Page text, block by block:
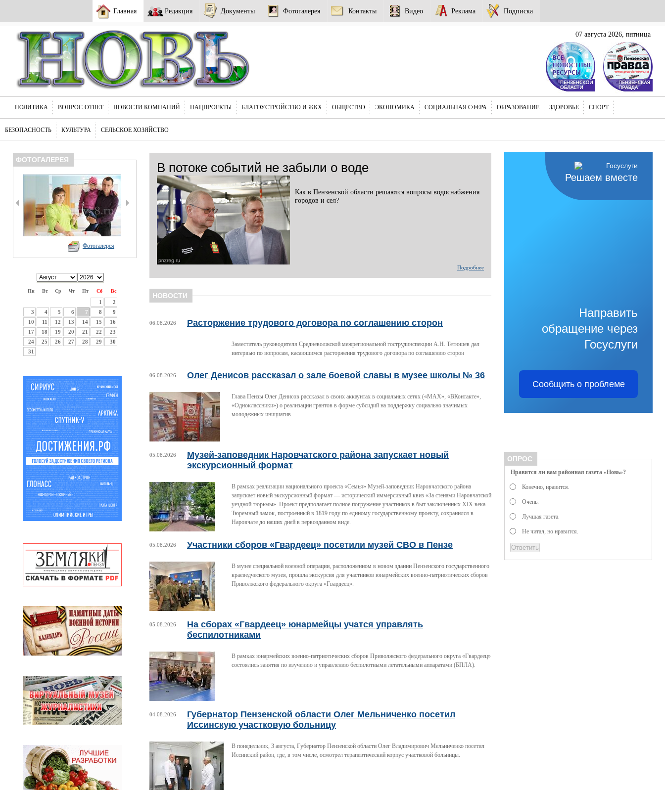
Главная Редакция Документы Фотогалерея Контакты Видео Реклама Подписка
07 августа 2026, пятница
ПОЛИТИКА ВОПРОС-ОТВЕТ НОВОСТИ КОМПАНИЙ НАЦПРОЕКТЫ БЛАГОУСТРОЙСТВО И ЖКХ ОБЩЕСТВО ЭКОНОМИКА СОЦИАЛЬНАЯ СФЕРА ОБРАЗОВАНИЕ ЗДОРОВЬЕ СПОРТ
БЕЗОПАСНОСТЬ КУЛЬТУРА СЕЛЬСКОЕ ХОЗЯЙСТВО
ФОТОГАЛЕРЕЯ
Фотогалерея
Пн Вт Ср Чт Пт Сб Вс
1
2
3
4 5 6 7 8
9
10
11 12 13 14 15
16
17
18 19 20 21 22
23
24
25 26 27 28 29
30
31
В потоке событий не забыли о воде
Как в Пензенской области решаются вопросы водоснабжения
городов и сел?
Подробнее
НОВОСТИ
06.08.2026 Расторжение трудового договора по соглашению сторон
Заместитель руководителя Средневолжской межрегиональной гострудинспекции А.Н. Тетюшев дал
интервью по вопросам, касающимся расторжения трудового договора по соглашению сторон
06.08.2026 Олег Денисов рассказал о зале боевой славы в музее школы № 36
Глава Пензы Олег Денисов рассказал в своих аккаунтах в социальных сетях («МАХ», «ВКонтакте»,
«Одноклассники») о реализации грантов в форме субсидий на поддержку социально значимых
молодежных инициатив.
05.08.2026
Музей-заповедник Наровчатского района запускает новый
экскурсионный формат
В рамках реализации национального проекта «Семья» Музей-заповедник Наровчатского района
запускает новый экскурсионный формат — исторический иммерсивный квиз «За стенами Наровчатской
уездной тюрьмы». Проект предполагает полное погружение участников в быт заключенных XIX века.
Тюремный замок, построенный в 1819 году по единому государственному проекту, сохранился в
Наровчате до наших дней в первозданном виде.
05.08.2026 Участники сборов «Гвардеец» посетили музей СВО в Пензе
В музее специальной военной операции, расположенном в новом здании Пензенского государственного
краеведческого музея, прошла экскурсия для участников юнармейских военно-патриотических сборов
Приволжского федерального округа «Гвардеец».
05.08.2026
На сборах «Гвардеец» юнармейцы учатся управлять
беспилотниками
В рамках юнармейских военно-патриотических сборов Приволжского федерального округа «Гвардеец»
состоялись занятия по изучению и управлению беспилотными летательными аппаратами (БПЛА).
04.08.2026
Губернатор Пензенской области Олег Мельниченко посетил
Иссинскую участковую больницу
В понедельник, 3 августа, Губернатор Пензенской области Олег Владимирович Мельниченко посетил
Иссинский район, где, в том числе, осмотрел терапевтический корпус участковой больницы.
Решаем вместе
Направить
обращение через
Госуслуги
Сообщить о проблеме
ОПРОС
Нравится ли вам районная газета «Новь»?
Конечно, нравится.
Очень.
Лучшая газета.
Не читал, но нравится.